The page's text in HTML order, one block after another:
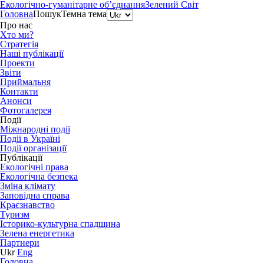
Екологічно-гуманітарне об’єднанняЗелений Світ
ГоловнаПошукТемна тема
Про нас
Хто ми?
Стратегія
Наші публікації
Проекти
Звіти
Приймальня
Контакти
Анонси
Фотогалерея
Події
Міжнародні події
Події в Україні
Події організації
Публікації
Екологічні права
Екологічна безпека
Зміна клімату
Заповідна справа
Краєзнавство
Туризм
Історико-культурна спадщина
Зелена енергетика
Партнери
Ukr Eng